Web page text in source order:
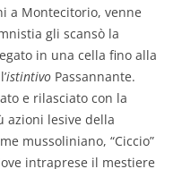
a Montecitorio, venne
gli scansò la
in una cella fino alla
istintivo Passannante.
e rilasciato con la
azioni lesive della
mussoliniano, “Ciccio”
intraprese il mestiere